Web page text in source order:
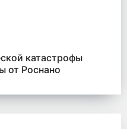
катастрофы
от Роснано